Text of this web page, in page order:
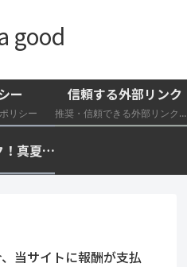
good
ー
リシー
信頼する外部リンク
推奨・信頼できる外部リンク一覧
今すぐチェック！真夏の猛暑・冷却・保冷快適化計画｜外遊び・キャンプ・車中泊の暑さ対策を総まとめ☀️🧊🏕️
当サイトに報酬が支払